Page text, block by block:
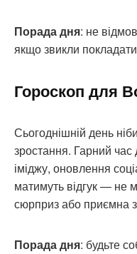
Порада дня: не
якщо звикли
Гороскоп для
Сьогоднішній день
зростання. Гарний
іміджу, оновлення
матимуть відгук — не
сюрприз або приємна
Порада дня: будьте